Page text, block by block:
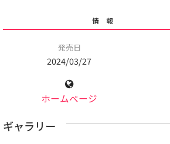
情 報
発売日
2024/03/27
ホームページ
ギャラリー